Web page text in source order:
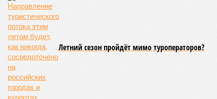
Летний сезон пройдёт мимо туроператоров?